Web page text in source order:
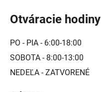
Otváracie hodiny
PO - PIA - 6:00-18:00
SOBOTA - 8:00-13:00
NEDEĽA - ZATVORENÉ